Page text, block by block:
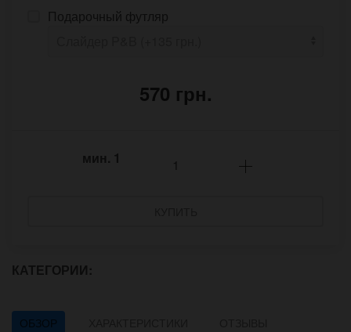
Подарочный футляр
570 грн.
мин. 1
КАТЕГОРИИ:
ОБЗОР